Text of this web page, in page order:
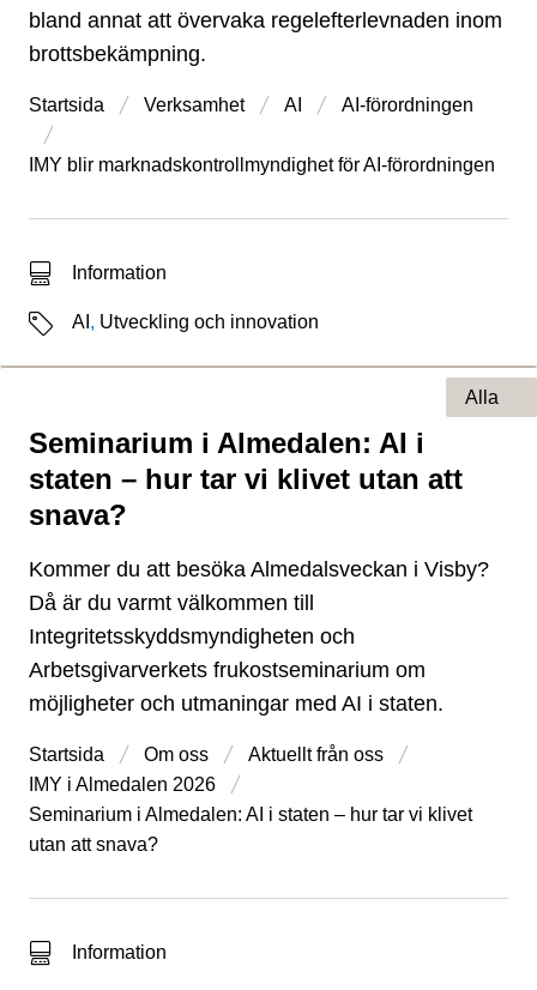
bland annat att övervaka regelefterlevnaden inom
brottsbekämpning.
Startsida Verksamhet AI AI-förordningen
IMY blir marknadskontrollmyndighet för AI-förordningen
Typ av sökträff
Information
Etiketter
AI , Utveckling och innovation
Seminarium i Almedalen: AI i
staten – hur tar vi klivet utan att
snava?
Typ av sida
Alla
Kommer du att besöka Almedalsveckan i Visby?
Då är du varmt välkommen till
Integritetsskyddsmyndigheten och
Arbetsgivarverkets frukostseminarium om
möjligheter och utmaningar med AI i staten.
Startsida Om oss
Aktuellt från oss
IMY i Almedalen 2026
Seminarium i Almedalen: AI i staten – hur tar vi klivet
utan att snava?
Typ av sökträff
Information